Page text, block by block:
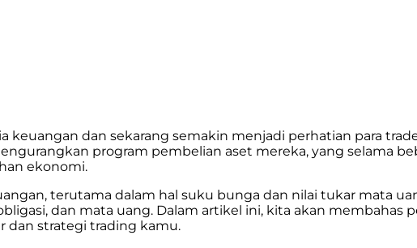
dan sekarang semakin menjadi perhatian para
program pembelian aset mereka, yang selama
ekonomi.
terutama dalam hal suku bunga dan nilai tukar mata
dan mata uang. Dalam artikel ini, kita akan membahas
dan strategi trading kamu.